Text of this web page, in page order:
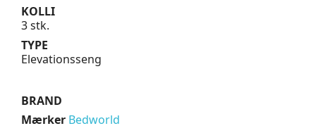
KOLLI
3 stk.
TYPE
Elevationsseng
BRAND
Mærker Bedworld